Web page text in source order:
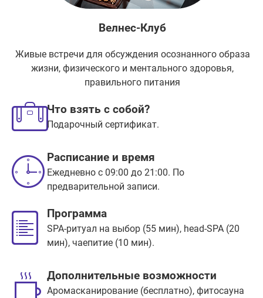
Велнес-Клуб
Живые встречи для обсуждения осознанного образа
жизни, физического и ментального здоровья,
правильного питания
Что взять с собой?
Подарочный сертификат.
Расписание и время
Ежедневно с 09:00 до 21:00. По
предварительной записи.
Программа
SPA-ритуал на выбор (55 мин), head-SPA (20
мин), чаепитие (10 мин).
Дополнительные возможности
Аромасканирование (бесплатно), фитосауна